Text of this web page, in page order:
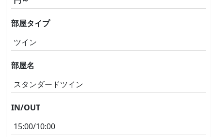
部屋タイプ
ツイン
部屋名
スタンダードツイン
IN/OUT
15:00/10:00